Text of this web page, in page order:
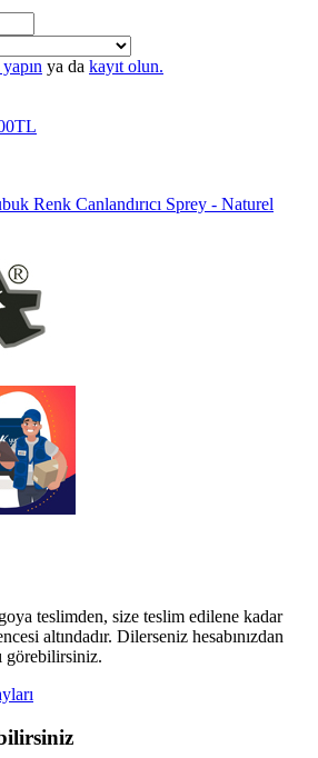
ya da kayıt olun.
Renk Canlandırıcı Sprey - Naturel
teslimden, size teslim edilene kadar
altındadır. Dilerseniz hesabınızdan
görebilirsiniz.